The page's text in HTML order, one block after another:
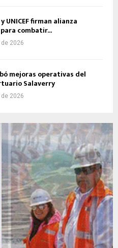
UNICEF firman alianza
combatir...
2026
mejoras operativas del
Salaverry
2026